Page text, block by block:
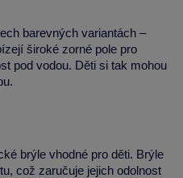
barevných variantách –
široké zorné pole pro
pod vodou. Děti si tak mohou
brýle vhodné pro děti. Brýle
což zaručuje jejich odolnost